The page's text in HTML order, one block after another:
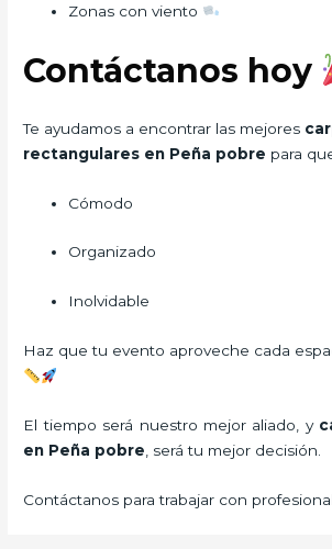
Zonas con viento
Contáctanos hoy
Te ayudamos a encontrar las mejores
rectangulares en Peña pobre para
Cómodo
Organizado
Inolvidable
Haz que tu evento aproveche cada
El tiempo será nuestro mejor aliado, y
en Peña pobre , será tu mejor decisión.
Contáctanos para trabajar con